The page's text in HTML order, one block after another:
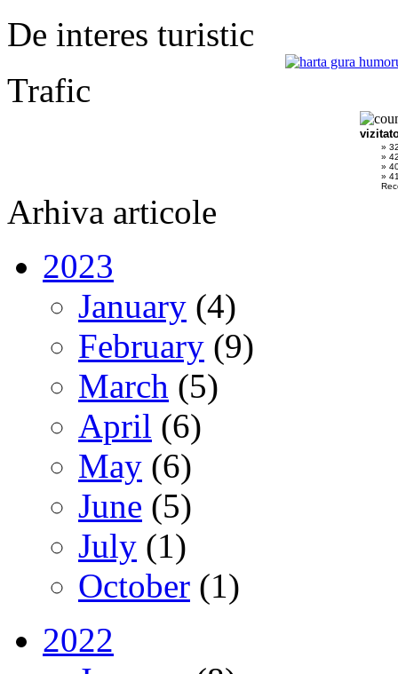
De interes turistic
Trafic
»
»
»
»
Arhiva articole
2023
January (4)
February (9)
March (5)
April (6)
May (6)
June (5)
July (1)
October (1)
2022